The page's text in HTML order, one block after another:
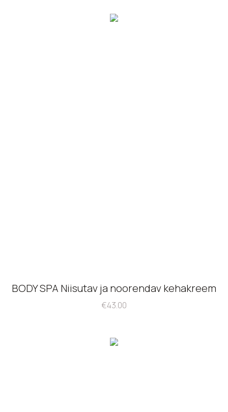
BODY SPA Niisutav ja noorendav kehakreem
€43.00